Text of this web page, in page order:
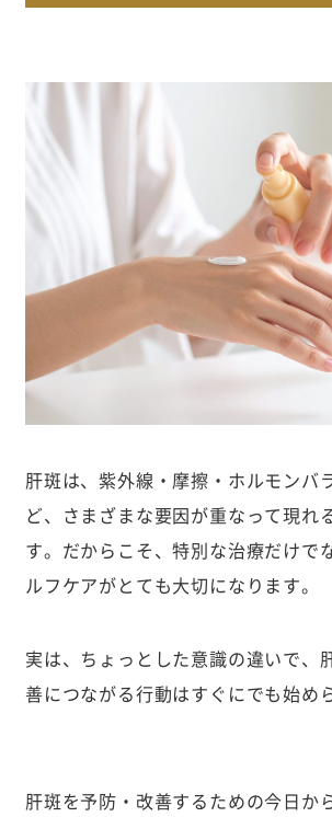
肝斑は、紫外線・摩擦・ホルモンバ
ど、さまざまな要因が重なって現れ
す。だからこそ、特別な治療だけで
ルフケアがとても大切になります。
実は、ちょっとした意識の違いで、
善につながる行動はすぐにでも始め
肝斑を予防・改善するための今日か